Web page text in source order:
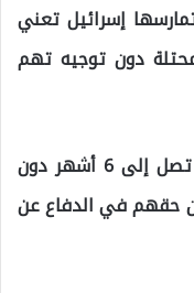
إسرائيل تعني
دون توجيه تهم
يمكن أن يُسجن الفلسطينيون لمدة تصل إلى 6 أشهر دون
حقهم في الدفاع عن